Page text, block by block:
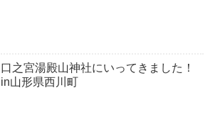
口之宮湯殿山神社にいってきました！
in山形県西川町